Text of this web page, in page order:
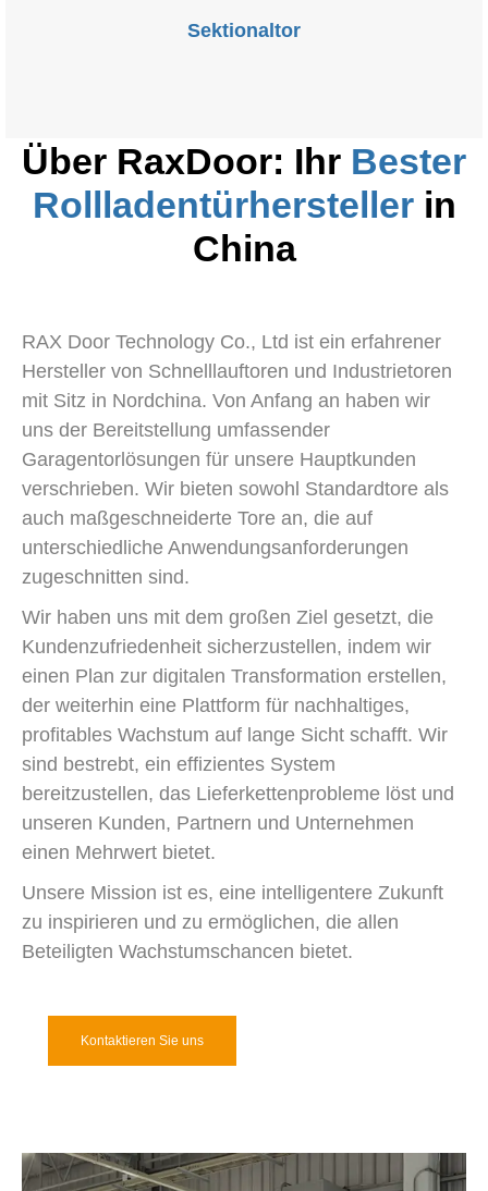
Sektionaltor
Über RaxDoor: Ihr Bester
Rollladentürherstellerin
China
RAX Door Technology Co., Ltd ist ein erfahrener
Hersteller von Schnelllauftoren und Industrietoren
mit Sitz in Nordchina. Von Anfang an haben wir
uns der Bereitstellung umfassender
Garagentorlösungen für unsere Hauptkunden
verschrieben. Wir bieten sowohl Standardtore als
auch maßgeschneiderte Tore an, die auf
unterschiedliche Anwendungsanforderungen
zugeschnitten sind.
Wir haben uns mit dem großen Ziel gesetzt, die
Kundenzufriedenheit sicherzustellen, indem wir
einen Plan zur digitalen Transformation erstellen,
der weiterhin eine Plattform für nachhaltiges,
profitables Wachstum auf lange Sicht schafft. Wir
sind bestrebt, ein effizientes System
bereitzustellen, das Lieferkettenprobleme löst und
unseren Kunden, Partnern und Unternehmen
einen Mehrwert bietet.
Unsere Mission ist es, eine intelligentere Zukunft
zu inspirieren und zu ermöglichen, die allen
Beteiligten Wachstumschancen bietet.
Kontaktieren Sie uns